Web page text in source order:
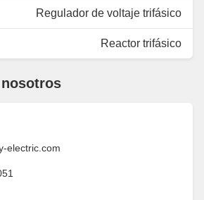
Regulador de voltaje trifásico
Reactor trifásico
electric.com